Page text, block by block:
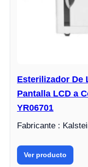
Esterilizador De
Pantalla LCD a
YR06701
Fabricante :
Ver producto